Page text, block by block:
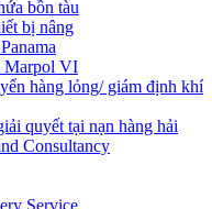
bồn tàu
bị nâng
Marpol VI
hàng lỏng/ giám định khí
quyết tại nạn hàng hải
Consultancy
Service